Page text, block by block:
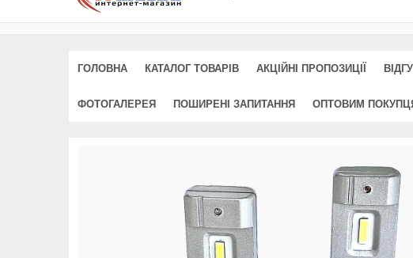
ГОЛОВНА КАТАЛОГ ТОВАРІВ АКЦІЙНІ ПРОПОЗИЦІЇ
ФОТОГАЛЕРЕЯ ПОШИРЕНІ ЗАПИТАННЯ ОПТОВИМ